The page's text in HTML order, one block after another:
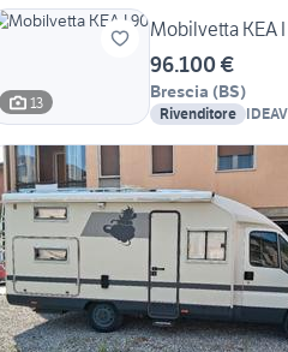
13
Mobilvetta KEA
96.100 €
Brescia (BS)
Rivenditore